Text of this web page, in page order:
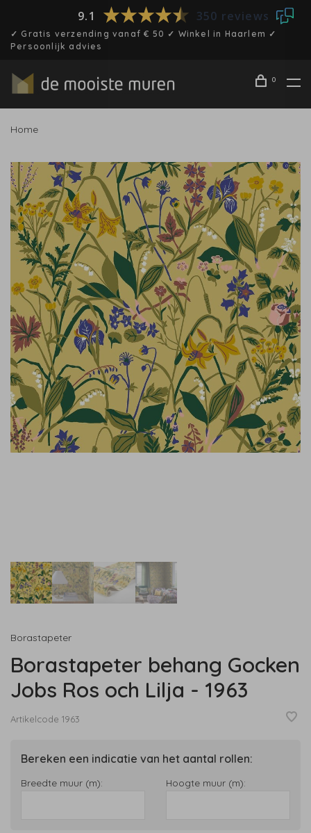
9.1 350 reviews
✓ Gratis verzending vanaf € 50 ✓ Winkel in Haarlem ✓
Persoonlijk advies
0
Home
Borastapeter
Borastapeter behang Gocken
Jobs Ros och Lilja - 1963
Artikelcode 1963
Bereken een indicatie van het aantal rollen:
Breedte muur (m): Hoogte muur (m):